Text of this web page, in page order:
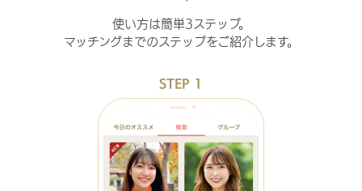
使い方は簡単3ステップ。
マッチングまでのステップをご紹介します。
STEP 1